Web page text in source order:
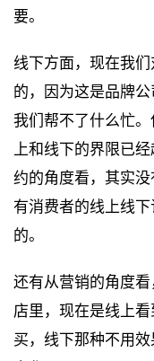
要。
线下方面，现在我
的，因为这是品牌公
我们帮不了什么忙
上和线下的界限已
约的角度看，其实
有消费者的线上线
的。
还有从营销的角度
店里，现在是线上
买，线下那种不用